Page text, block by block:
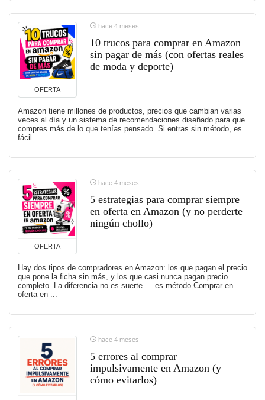
OFERTA
hace 4 meses
10 trucos para comprar en Amazon
sin pagar de más (con ofertas reales
de moda y deporte)
Amazon tiene millones de productos, precios que cambian varias
veces al día y un sistema de recomendaciones diseñado para que
compres más de lo que tenías pensado. Si entras sin método, es
fácil ...
OFERTA
hace 4 meses
5 estrategias para comprar siempre
en oferta en Amazon (y no perderte
ningún chollo)
Hay dos tipos de compradores en Amazon: los que pagan el precio
que pone la ficha sin más, y los que casi nunca pagan precio
completo. La diferencia no es suerte — es método.Comprar en
oferta en ...
hace 4 meses
5 errores al comprar
impulsivamente en Amazon (y
cómo evitarlos)